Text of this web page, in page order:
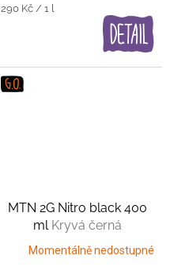
Měrná
290 Kč / 1 l
MTN 2G Nitro black 400
ml Kryvá černá
Momentálně nedostupné